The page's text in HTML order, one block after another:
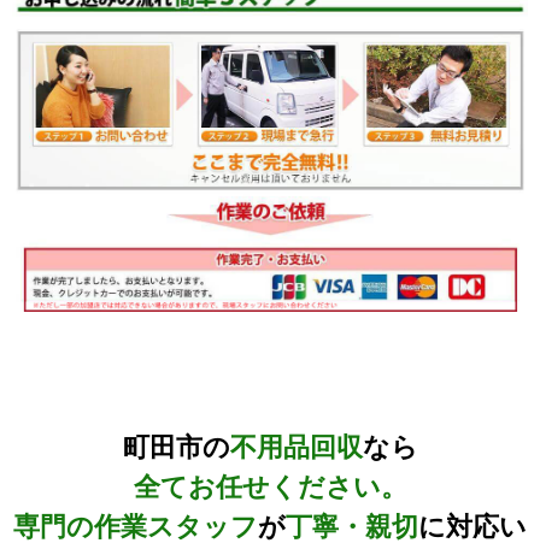
町田市の不用品回収なら
全てお任せください。
専門の作業スタッフが丁寧・親切 に対応い